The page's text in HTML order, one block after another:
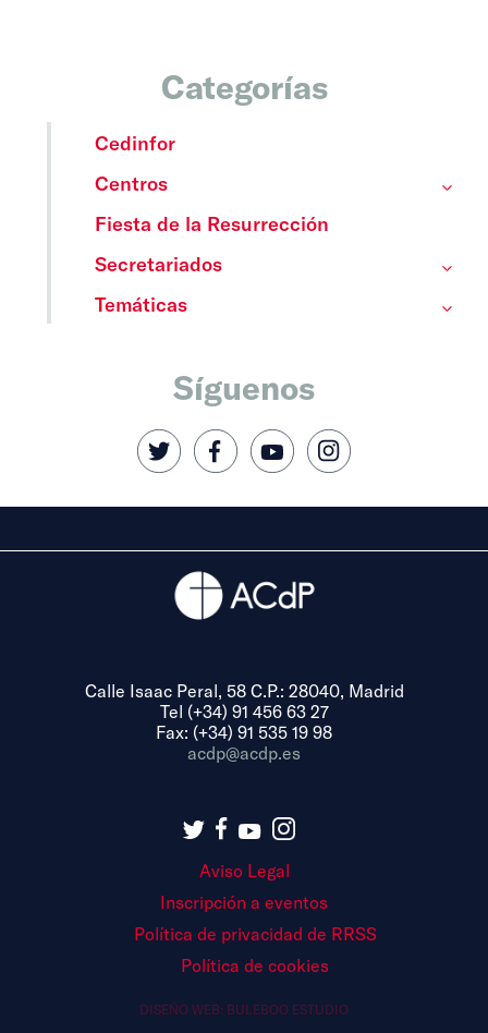
Categorías
Cedinfor
Centros
Fiesta de la Resurrección
Secretariados
Temáticas
Síguenos
Calle Isaac Peral, 58 C.P.: 28040, Madrid
Tel (+34) 91 456 63 27
Fax: (+34) 91 535 19 98
acdp@acdp.es
Aviso Legal
Inscripción a eventos
Política de privacidad de RRSS
Política de cookies
DISEÑO WEB: BULEBOO ESTUDIO